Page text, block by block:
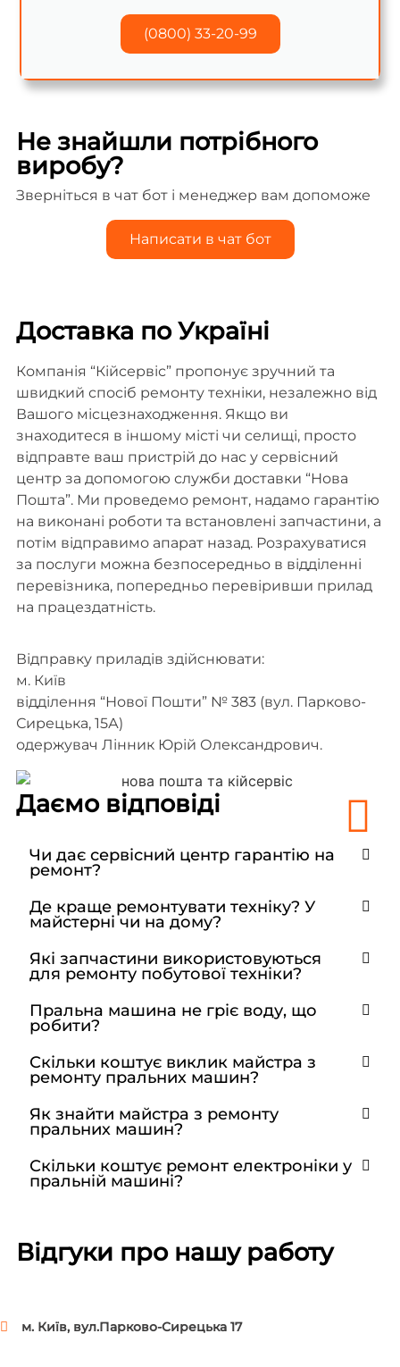
(0800) 33-20-99
Не знайшли потрібного
виробу?
Зверніться в чат бот і менеджер вам допоможе
Написати в чат бот
Доставка по Україні
Компанія “Кійсервіс” пропонує зручний та
швидкий спосіб ремонту техніки, незалежно від
Вашого місцезнаходження. Якщо ви
знаходитеся в іншому місті чи селищі, просто
відправте ваш пристрій до нас у сервісний
центр за допомогою служби доставки “Нова
Пошта”. Ми проведемо ремонт, надамо гарантію
на виконані роботи та встановлені запчастини, а
потім відправимо апарат назад. Розрахуватися
за послуги можна безпосередньо в відділенні
перевізника, попередньо перевіривши прилад
на працездатність.
Відправку приладів здійснювати:
м. Київ
відділення “Нової Пошти” № 383 (вул. Парково-
Сирецька, 15А)
одержувач Лінник Юрій Олександрович.
Даємо відповіді
Чи дає сервісний центр гарантію на
ремонт?
Де краще ремонтувати техніку? У
майстерні чи на дому?
Які запчастини використовуються
для ремонту побутової техніки?
Пральна машина не гріє воду, що
робити?
Скільки коштує виклик майстра з
ремонту пральних машин?
Як знайти майстра з ремонту
пральних машин?
Скільки коштує ремонт електроніки у
пральній машині?
Відгуки про нашу работу
м. Київ, вул.Парково-Сирецька 17